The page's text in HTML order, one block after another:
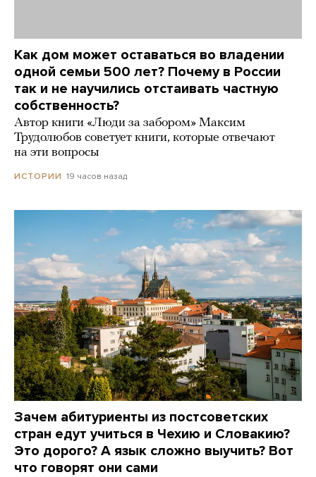
Как дом может оставаться во владении
одной семьи 500 лет? Почему в России
так и не научились отстаивать частную
собственность?
Автор книги «Люди за забором» Максим
Трудолюбов советует книги, которые отвечают
на эти вопросы
ИСТОРИИ 19 часов назад
Зачем абитуриенты из постсоветских
стран едут учиться в Чехию и Словакию?
Это дорого? А язык сложно выучить? Вот
что говорят они сами